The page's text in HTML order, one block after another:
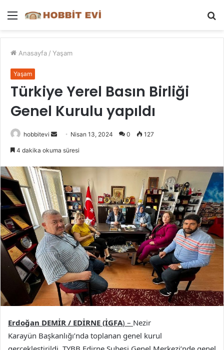
Menü
Anasayfa / Yaşam
Yaşam
Türkiye Yerel Basın Birliği
Genel Kurulu yapıldı
hobbitevi
Bir
göndermek
Nisan 13, 2024 0 127
4 dakika okuma süresi
Erdoğan DEMİR / EDİRNE (İGFA) – Nezir
Karayün Başkanlığı’nda toplanan genel kurul